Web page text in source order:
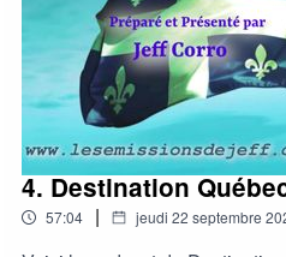
4. Destination
57:04 | jeudi 22 septembre